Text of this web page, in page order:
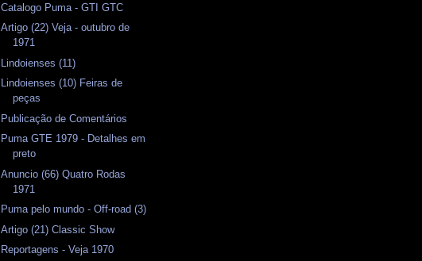
Catalogo Puma - GTI GTC
Artigo (22) Veja - outubro de
1971
Lindoienses (11)
Lindoienses (10) Feiras de
peças
Publicação de Comentários
Puma GTE 1979 - Detalhes em
preto
Anuncio (66) Quatro Rodas
1971
Puma pelo mundo - Off-road (3)
Artigo (21) Classic Show
Reportagens - Veja 1970